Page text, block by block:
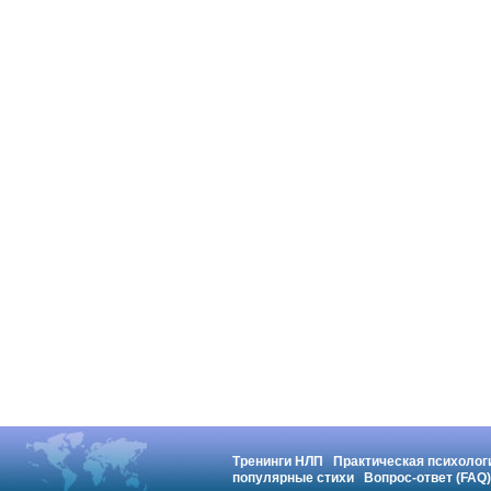
Тренинги НЛП
Практическая
популярные стихи
Вопрос-ответ (FAQ)